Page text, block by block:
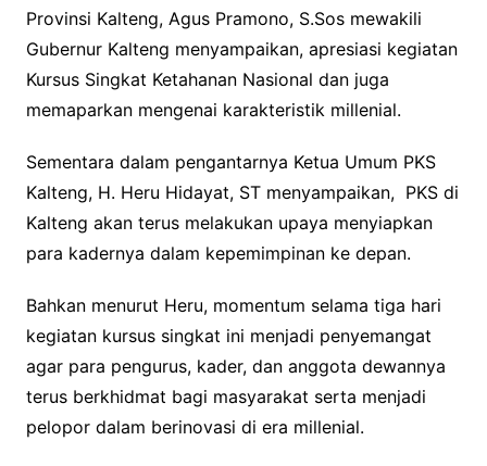
Provinsi Kalteng, Agus Pramono, S.Sos mewakili
Gubernur Kalteng menyampaikan, apresiasi kegiatan
Kursus Singkat Ketahanan Nasional dan juga
memaparkan mengenai karakteristik millenial.
Sementara dalam pengantarnya Ketua Umum PKS
Kalteng, H. Heru Hidayat, ST menyampaikan, PKS di
Kalteng akan terus melakukan upaya menyiapkan
para kadernya dalam kepemimpinan ke depan.
Bahkan menurut Heru, momentum selama tiga hari
kegiatan kursus singkat ini menjadi penyemangat
agar para pengurus, kader, dan anggota dewannya
terus berkhidmat bagi masyarakat serta menjadi
pelopor dalam berinovasi di era millenial.